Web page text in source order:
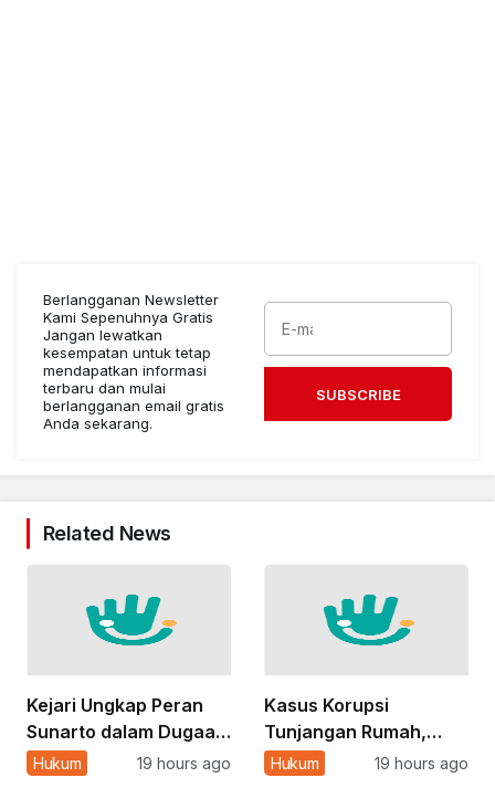
Berlangganan Newsletter
Kami Sepenuhnya Gratis
Jangan lewatkan
kesempatan untuk tetap
mendapatkan informasi
terbaru dan mulai
berlangganan email gratis
Anda sekarang.
SUBSCRIBE
Related News
Kejari Ungkap Peran
Sunarto dalam Dugaan
Manipulasi Kajian
Hukum 19 hours ago
Kasus Korupsi
Tunjangan Rumah,
Mantan Ketua DPRD
Hukum 19 hours ago